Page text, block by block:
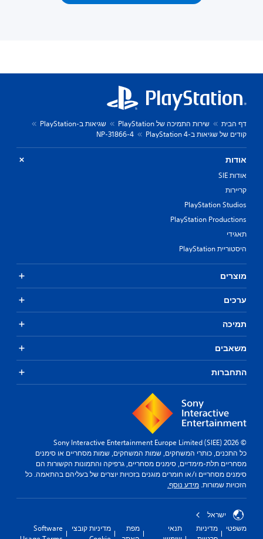
דף הבית שירות התמיכה של PlayStation
שגיאות ב-PlayStation
קודים של שגיאות ב-PlayStation 4
NP-31866-4
אודות
אודות SIE
קריירות
PlayStation Studios
PlayStation Productions
תאגידי
היסטוריית PlayStation
מוצרים
ערכים
תמיכה
משאבים
התחברות
© 2026 Sony Interactive Entertainment Europe Limited (SIEE)
כל התכנים, כותרי המשחקים, שמות המשחקים, שמות מסחריים או סימנים
מסחריים תלת-מימדיים, סימנים מסחריים, גרפיקה והתמונות הקשורות הם
סימנים מסחריים ו/או חומרים מוגנים בזכויות יוצרים של בעליהם בהתאמה. כל
הזכויות שמורות. מידע נוסף.
ישראל
משפטי
מדיניות
תנאי
מפת
מדיניות קובצי
Software